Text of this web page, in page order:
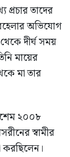
প্রচার তাদের
অভিযোগ
দীর্ঘ সময়
মায়ের
মা তার
২০০৮
স্বামীর
করছিলেন।